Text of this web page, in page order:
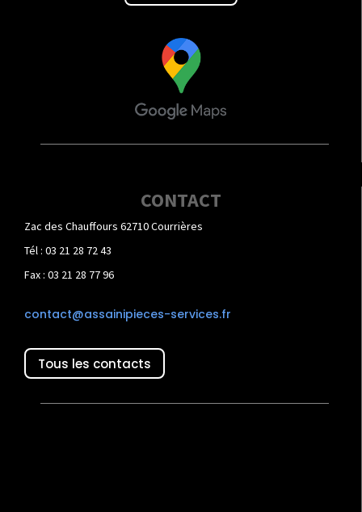
CONTACT
Zac des Chauffours 62710 Courrières
Tél : 03 21 28 72 43
Fax : 03 21 28 77 96
contact@assainipieces-services.fr
Tous les contacts